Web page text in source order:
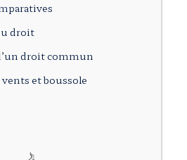
droit
droit commun
et boussole